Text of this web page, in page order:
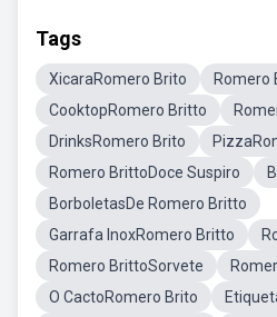
Tags
XicaraRomero Brito
Romero
CooktopRomero Britto
DrinksRomero Brito
Romero BrittoDoce Suspiro
BorboletasDe Romero Britto
Garrafa InoxRomero Britto
Romero BrittoSorvete
O CactoRomero Brito